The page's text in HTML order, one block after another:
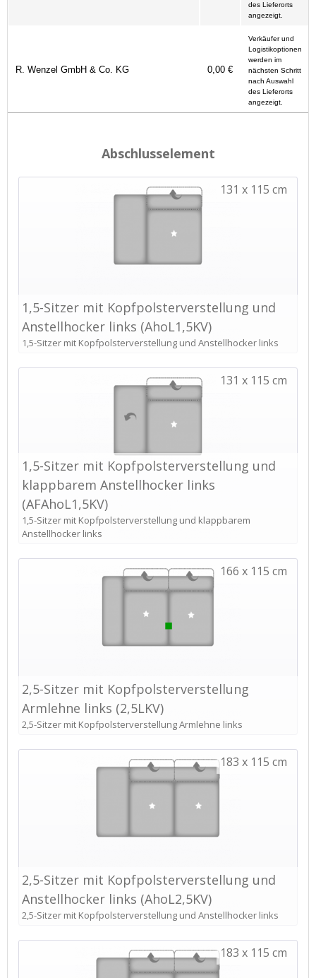
des Lieferorts
angezeigt.
R. Wenzel GmbH & Co. KG 0,00 €
Verkäufer und
Logistikoptionen
werden im
nächsten Schritt
nach Auswahl
des Lieferorts
angezeigt.